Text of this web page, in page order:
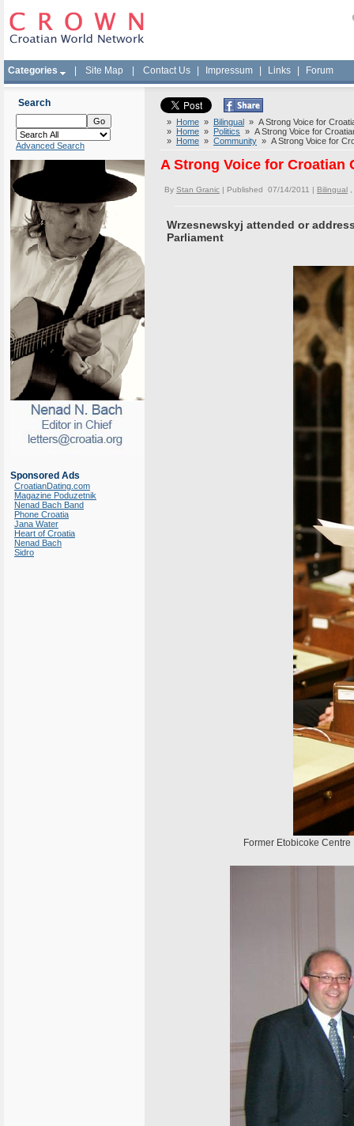
Categories Site Map Contact Us Impressum Links Forum
Search
Advanced Search
Sponsored Ads
CroatianDating.com
Magazine Poduzetnik
Nenad Bach Band
Phone Croatia
Jana Water
Heart of Croatia
Nenad Bach
Sidro
» Home » Bilingual » A Strong Voice for
» Home » Politics » A Strong Voice for
» Home » Community » A Strong Voice for
A Strong Voice for Croatian
By Stan Granic | Published 07/14/2011 | Bilingual
Wrzesnewskyj attended or
Parliament
Former Etobicoke